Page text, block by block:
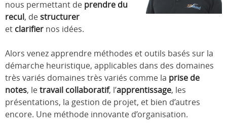
nous permettant de prendre du
recul, destructurer
et clarifier nos idées.
Alors venez apprendre méthodes et outils basés sur la
démarche heuristique, applicables dans des domaines
très variés domaines très variés comme la prise de
notes, letravail collaboratif, l’apprentissage, les
présentations, la gestion de projet, et bien d’autres
encore. Une méthode innovante d’organisation.